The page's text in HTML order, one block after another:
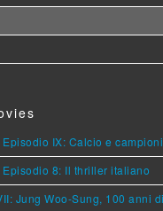
IX: Calcio e campioni
Episodio 8: Il thriller italiano
Jung Woo-Sung, 100 anni